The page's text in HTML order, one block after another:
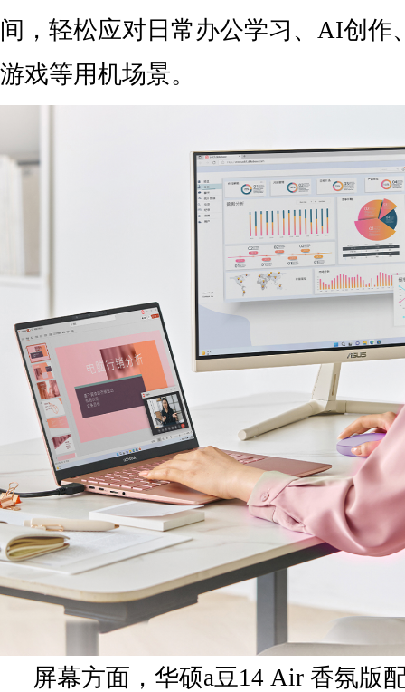
间，轻松应对日常办公学习、AI创作
游戏等用机场景。
屏幕方面，华硕a豆14 Air 香氛版